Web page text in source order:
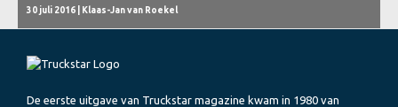
30 juli 2016 | Klaas-Jan van Roekel
De eerste uitgave van Truckstar magazine kwam in 1980 van